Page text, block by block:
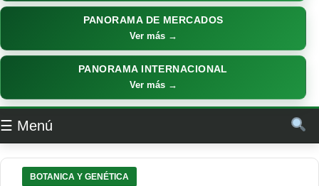
PANORAMA DE MERCADOS
Ver más →
PANORAMA INTERNACIONAL
Ver más →
☰ Menú
BOTANICA Y GENÉTICA